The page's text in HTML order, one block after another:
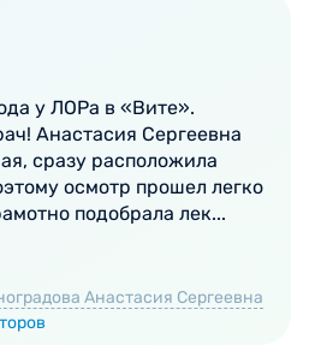
к детскому ЛОР-
ситуации:
время плохо сосет
плачет, беспокоен;
на звуки;
на боль в ушах, боль при
дыхание, отмечаются
из носа;
у ЛОРа в «Вите».
Анастасия Сергеевна
сразу расположила
осмотр прошел легко
подобрала лек...
Анастасия Сергеевна